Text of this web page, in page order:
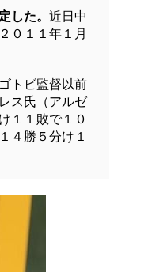
した。 近日中
０１１年１月
トビ監督以前
ス氏（アルゼ
１１敗で１０
４勝５分け１